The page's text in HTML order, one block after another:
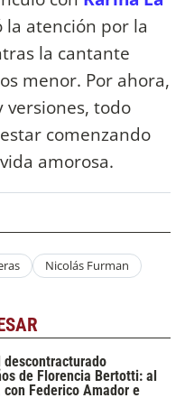
atención por la
la cantante
menor. Por ahora,
versiones, todo
comenzando
amorosa.
Nicolás Furman
de Florencia Bertotti: al
Federico Amador e